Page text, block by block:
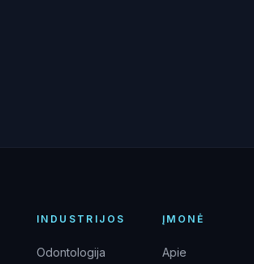
INDUSTRIJOS
Odontologija
ĮMONĖ
Apie